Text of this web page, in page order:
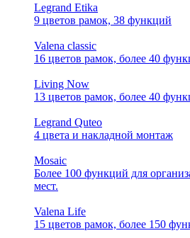
Legrand Etika
9 цветов рамок, 38 функций
Valena classic
16 цветов рамок, более 40
Living Now
13 цветов рамок, более 40
Legrand Quteo
4 цвета и накладной монтаж
Mosaic
Более 100 функций для
мест.
Valena Life
15 цветов рамок, более 150